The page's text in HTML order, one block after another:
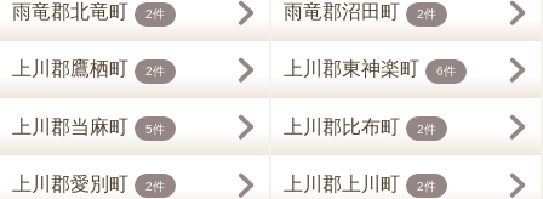
雨竜郡北竜町 2件 雨竜郡沼田町 2件
上川郡鷹栖町 2件 上川郡東神楽町 6件
上川郡当麻町 5件 上川郡比布町 2件
上川郡愛別町 2件 上川郡上川町 2件